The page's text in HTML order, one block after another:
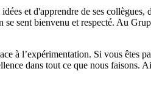
et d'apprendre de ses collègues,
sent bienvenu et respecté. Au
à l’expérimentation. Si vous êtes
dans tout ce que nous faisons.